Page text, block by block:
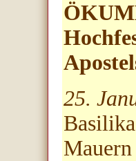
25.
Mauern